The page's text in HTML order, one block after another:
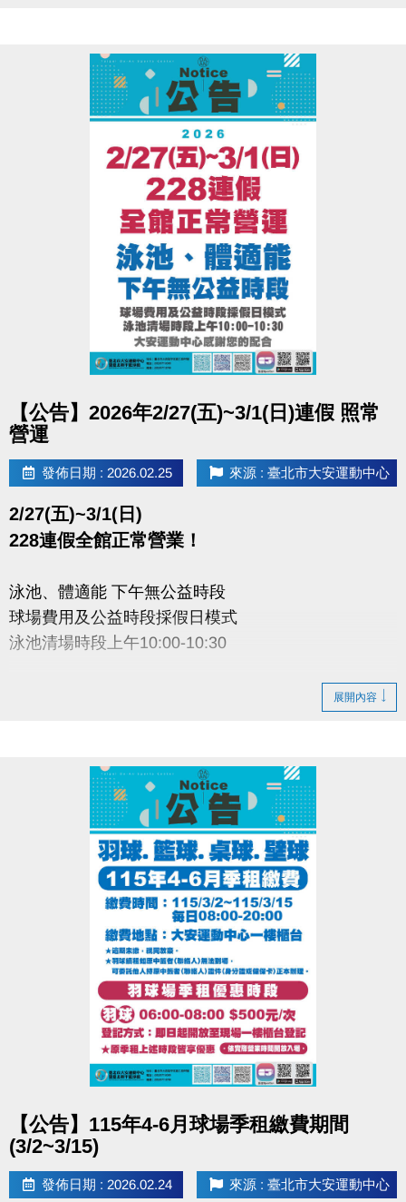
• 06:00-22:00營運時間內，請至B1泳池櫃台或三樓體適能櫃台領券，
即可免費進場。
• 泳池容留人數250人，體適能容留人數80人，達人數上限即停止入
場，採一進一出管理，請排隊依序等候。
• 體適能使用須滿16歲(含)以上，進場請遵守泳池、體適能場館管理規
範，違者恕不得入場。
• 體適能每人每次進場限時1小時，超過使用時間請出場後重新排隊，
如逾時未出場重排或票券遺失， 將依場館規定補票。
【公告】2026年2/27(五)~3/1(日)連假 照常
營運
發佈日期 : 2026.02.25 來源 : 臺北市大安運動中心
2/27(五)~3/1(日)
228連假全館正常營業！
泳池、體適能 下午無公益時段
球場費用及公益時段採假日模式
泳池清場時段上午10:00-10:30
展開內容
【公告】115年4-6月球場季租繳費期間
(3/2~3/15)
發佈日期 : 2026.02.24 來源 : 臺北市大安運動中心